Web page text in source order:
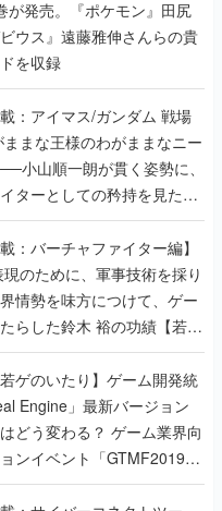
アイマス/ガンダム 戦場
まな王様のわがままなニー
小山順一朗が貫く姿勢に、
イターとしての矜持を見た
最終回】
：バーチャファイター編】
のために、軍事技術を採り
情勢を味方につけて、ゲー
らした鈴木 裕の功績【若ゲ
ゲのいたり】ゲーム開発統
Engine」最新バージョン
どう変わる？ ゲーム業界向
ンイベント「GTMF2019」
理解を深めよう【PR】
：サイバーコネクトツー
任はオレが取る。だから、
ないか──男の熱意はチーム